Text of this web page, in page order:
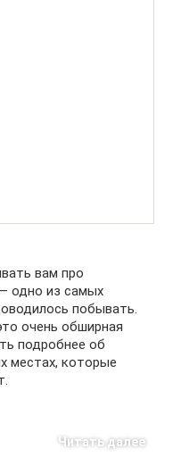
вам про
одно из самых
побывать.
очень обширная
подробнее об
местах, которые
Читать далее